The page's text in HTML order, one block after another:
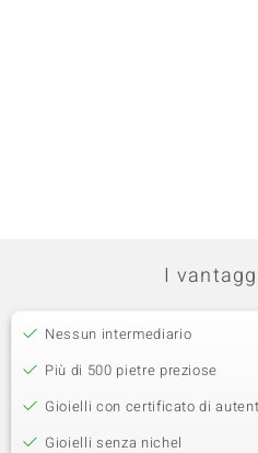
I
Nessun intermediario
Più di 500 pietre preziose
Gioielli con certificato di
Gioielli senza nichel